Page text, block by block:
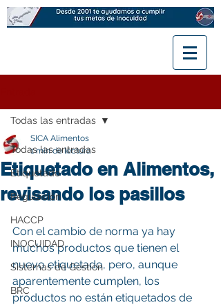
Todas las entradas
Etiquetado
Regulación
HACCP
INOCUIDAD
Sistemas de Gestion
BRC
Todas las entradas
Etiquetado en Alimentos,
revisando los pasillos
SICA Alimentos
1 min de lectura
Con el cambio de norma ya hay
muchos productos que tienen el
nuevo etiquetado, pero, aunque
aparentemente cumplen, los
productos no están etiquetados de